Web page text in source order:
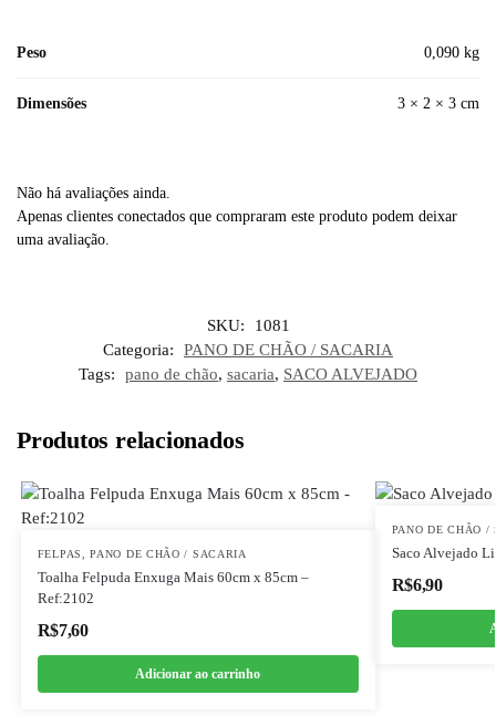
Peso 0,090 kg
Dimensões 3 × 2 × 3 cm
Não há avaliações ainda.
Apenas clientes conectados que compraram este produto podem deixar
uma avaliação.
SKU:
1081
Categoria:
PANO DE CHÃO / SACARIA
Tags:
pano de chão, sacaria, SACO ALVEJADO
Produtos relacionados
FELPAS,PANO DE CHÃO / SACARIA
Toalha Felpuda Enxuga Mais 60cm x 85cm –
Ref:2102
R$7,60
Adicionar ao carrinho
PANO DE CHÃO /
Saco Alvejado
R$6,90